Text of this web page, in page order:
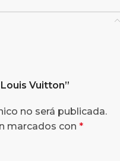
Louis Vuitton”
no será publicada.
marcados con *